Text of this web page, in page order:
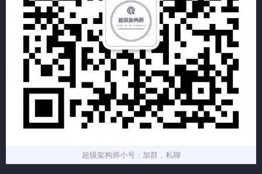
超级架构师小号：加群，私聊